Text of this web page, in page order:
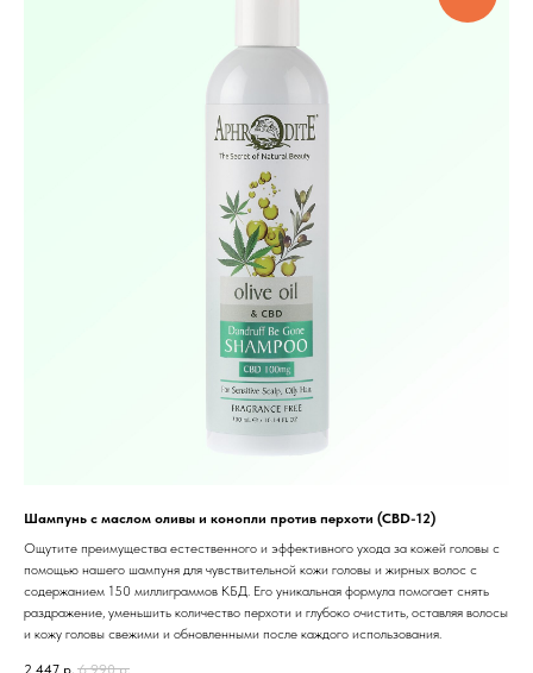
Шампунь с маслом оливы и конопли против перхоти (CBD-12)
Ощутите преимущества естественного и эффективного ухода за кожей головы с
помощью нашего шампуня для чувствительной кожи головы и жирных волос с
содержанием 150 миллиграммов КБД. Его уникальная формула помогает снять
раздражение, уменьшить количество перхоти и глубоко очистить, оставляя волосы
и кожу головы свежими и обновленными после каждого использования.
2 447 р. 6 990 р.